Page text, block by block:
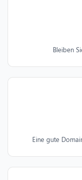
Bleiben
Eine gute